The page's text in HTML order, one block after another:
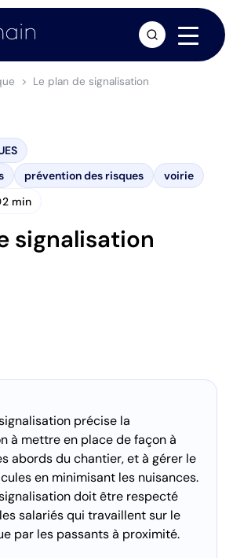
Le plan de signalisation
prévention des risques voirie
2 min
signalisation
précise la
à mettre en place de façon à
abords du chantier, et à gérer le
en minimisant les nuisances.
doit être respecté
salariés qui travaillent sur le
par les passants à proximité.
arrow_forward